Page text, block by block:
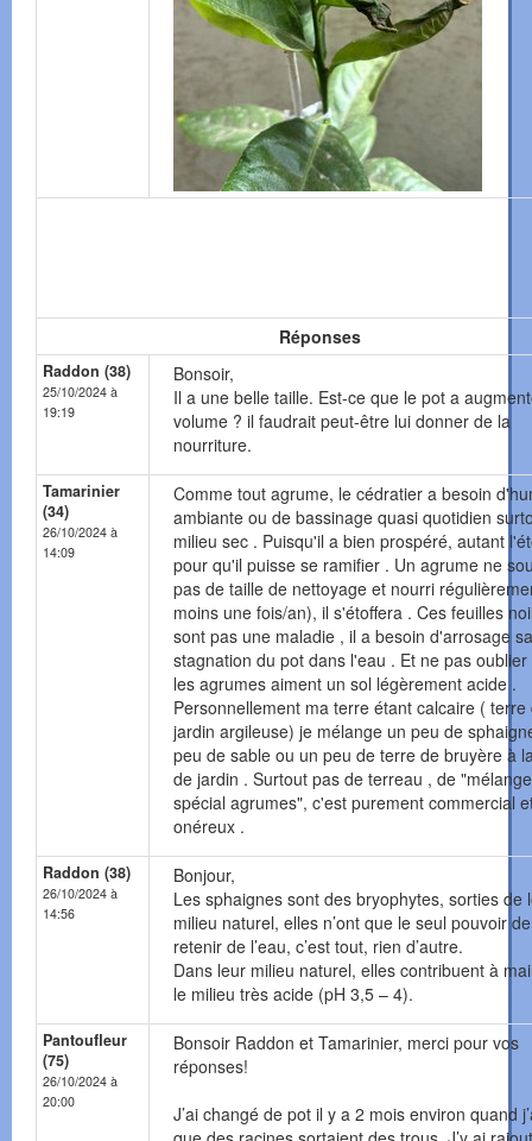
Réponses
Raddon (38)
25/10/2024 à
19:19
Bonsoir,
Il a une belle taille. Est-ce que le pot a
volume ? il faudrait peut-être lui donner de la
nourriture.
Tamarinier
(34)
26/10/2024 à
14:09
Comme tout agrume, le cédratier a besoin
ambiante ou de bassinage quasi quotidien
milieu sec . Puisqu'il a bien prospéré, autant
pour qu'il puisse se ramifier . Un agrume ne
pas de taille de nettoyage et nourri
moins une fois/an), il s'étoffera . Ces feuilles
sont pas une maladie , il a besoin d'arrosage
stagnation du pot dans l'eau . Et ne pas oublier
les agrumes aiment un sol légèrement acide .
Personnellement ma terre étant calcaire ( terre
jardin argileuse) je mélange un peu de
peu de sable ou un peu de terre de bruyère à
de jardin . Surtout pas de terreau , de "mélange
spécial agrumes", c'est purement commercial
onéreux .
Raddon (38)
26/10/2024 à
14:56
Bonjour,
Les sphaignes sont des bryophytes, sorties de
milieu naturel, elles n’ont que le seul pouvoir de
retenir de l’eau, c’est tout, rien d’autre.
Dans leur milieu naturel, elles contribuent à
le milieu très acide (pH 3,5 – 4).
Pantoufleur
(75)
26/10/2024 à
20:00
Bonsoir Raddon et Tamarinier, merci pour vos
réponses!
J’ai changé de pot il y a 2 mois environ quand